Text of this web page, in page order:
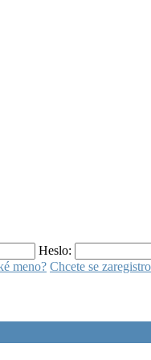
Heslo:
meno? Chcete se